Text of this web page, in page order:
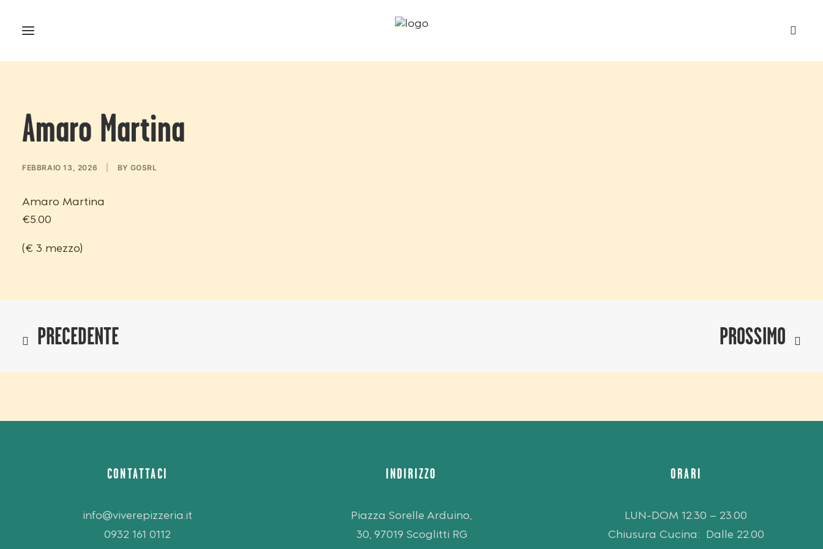
Amaro Martina
FEBBRAIO 13, 2026 BY GOSRL
Amaro Martina
€5.00
(€ 3 mezzo)
PRECEDENTE PROSSIMO
CONTATTACI
info@viverepizzeria.it
0932 161 0112
INDIRIZZO
Piazza Sorelle Arduino,
30, 97019 Scoglitti RG
ORARI
LUN-DOM 12.30 – 23.00
Chiusura Cucina: Dalle 22.00